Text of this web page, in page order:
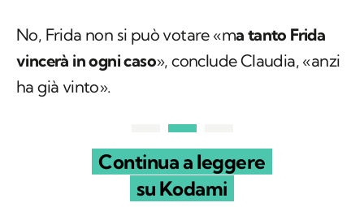
No, Frida non si può votare «ma tanto Frida
vincerà in ogni caso», conclude Claudia, «anzi
ha già vinto».
Continua a leggere
su Kodami